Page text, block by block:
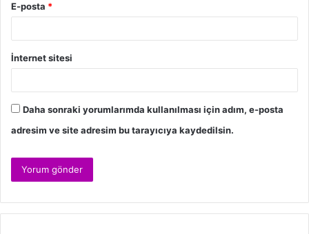
E-posta *
İnternet sitesi
Daha sonraki yorumlarımda kullanılması için adım, e-posta
adresim ve site adresim bu tarayıcıya kaydedilsin.